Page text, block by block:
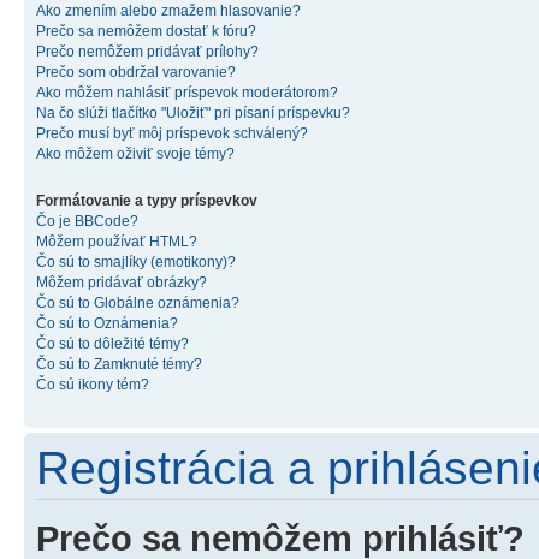
Ako zmením alebo zmažem hlasovanie?
Prečo sa nemôžem dostať k fóru?
Prečo nemôžem pridávať prílohy?
Prečo som obdržal varovanie?
Ako môžem nahlásiť príspevok moderátorom?
Na čo slúži tlačítko "Uložiť" pri písaní príspevku?
Prečo musí byť môj príspevok schválený?
Ako môžem oživiť svoje témy?
Formátovanie a typy príspevkov
Čo je BBCode?
Môžem používať HTML?
Čo sú to smajlíky (emotikony)?
Môžem pridávať obrázky?
Čo sú to Globálne oznámenia?
Čo sú to Oznámenia?
Čo sú to dôležité témy?
Čo sú to Zamknuté témy?
Čo sú ikony tém?
Registrácia a
Prečo sa nemôžem prihlásiť?